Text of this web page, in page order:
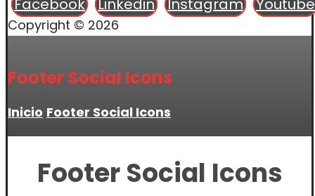
Facebook Linkedin Instagram Youtube
Copyright © 2026
Footer Social Icons
Inicio Footer Social Icons
Footer Social Icons